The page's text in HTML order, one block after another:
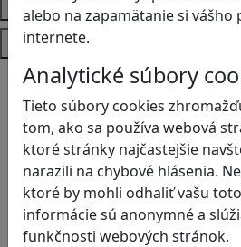
alebo na zapamätanie si vášho
internete.
Analytické súbory
Tieto súbory cookies
tom, ako sa používa webová
ktoré stránky najčastejšie
narazili na chybové hlásenia.
ktoré by mohli odhaliť vašu
informácie sú anonymné a
funkčnosti webových stránok.
Predmety
Anglický jazyk
Biológia
Dejepis
Environmentálna výchova
Etická výchova
Geografia
Matematika
Občianska náuka